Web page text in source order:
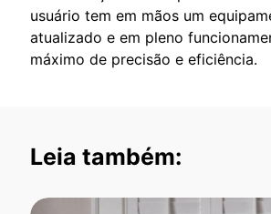
usuário tem em mãos um
atualizado e em pleno
máximo de precisão e eficiência.
Leia também: